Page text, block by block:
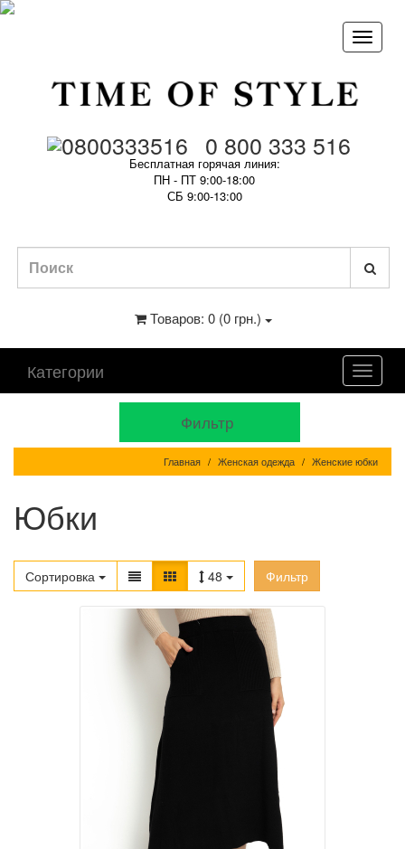
0 800 333 516
Бесплатная горячая линия:
ПН - ПТ 9:00-18:00
СБ 9:00-13:00
Товаров: 0 (0 грн.)
Категории
Фильтр
Главная Женская одежда Женские юбки
Юбки
Сортировка 48 Фильтр